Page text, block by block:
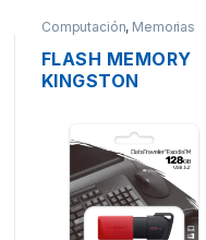
Computación, Memorias
FLASH MEMORY
KINGSTON
TRAVEL EXODIA G1
USB 3.2